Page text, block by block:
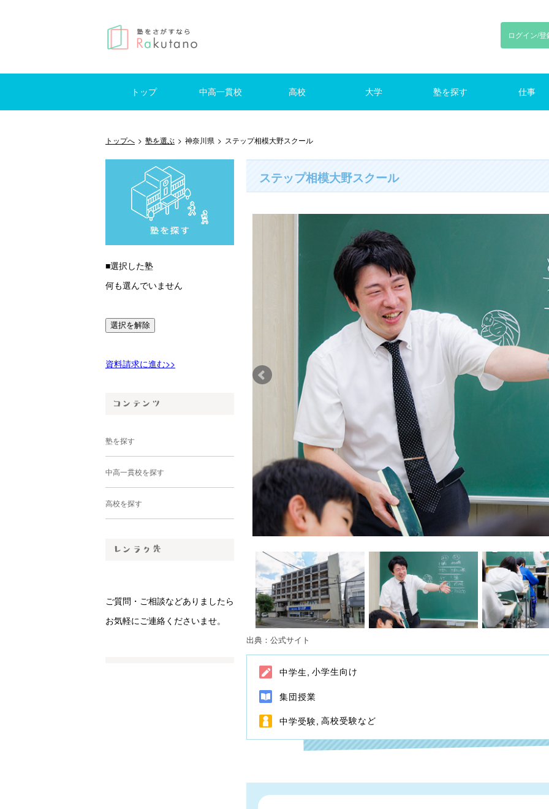
ログイン/登
トップ 中高一貫校 高校 大学 塾を探す 仕事
トップへ > 塾を選ぶ > 神奈川県 > ステップ相模大野スクール
■選択した塾
何も選んでいません
選択を解除
資料請求に進む>>
塾を探す
中高一貫校を探す
高校を探す
ご質問・ご相談などありましたら
お気軽にご連絡くださいませ。
ステップ相模大野スクール
出典：公式サイト
中学生 小学生向け
集団授業
中学受験 高校受験など